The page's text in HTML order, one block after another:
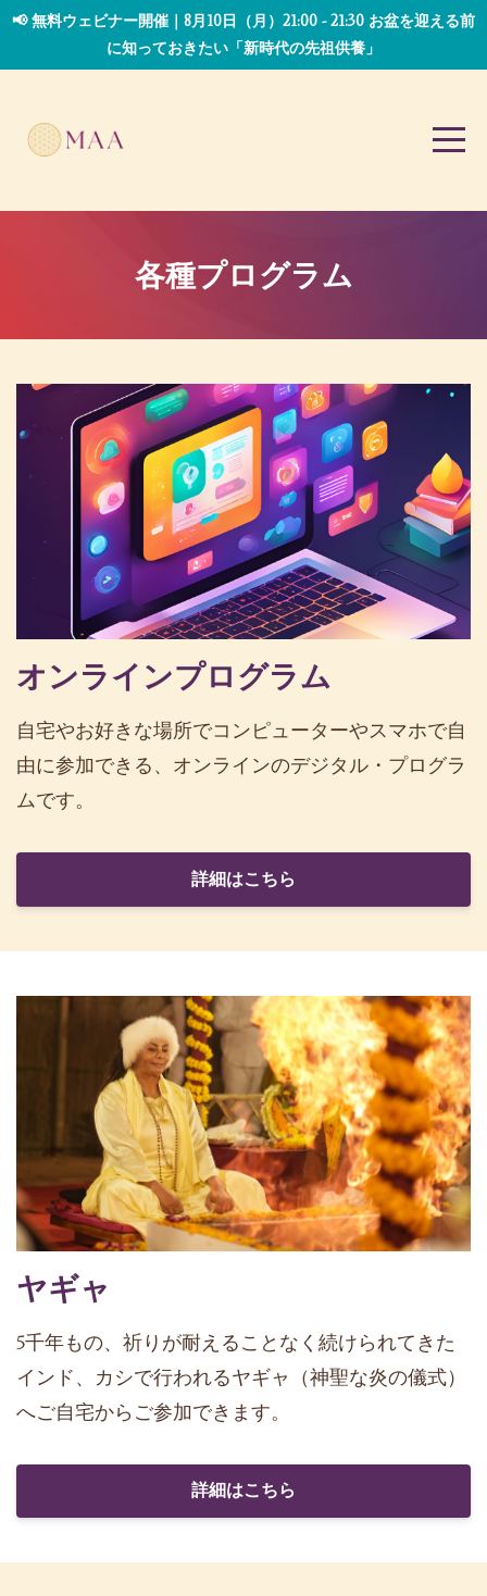
📢 無料ウェビナー開催｜8月10日（月）21:00 - 21:30 お盆を迎える前
に知っておきたい「新時代の先祖供養」
各種プログラム
オンラインプログラム
自宅やお好きな場所でコンピューターやスマホで自
由に参加できる、オンラインのデジタル・プログラ
ムです。
詳細はこちら
ヤギャ
5千年もの、祈りが耐えることなく続けられてきた
インド、カシで行われるヤギャ（神聖な炎の儀式）
へご自宅からご参加できます。
詳細はこちら